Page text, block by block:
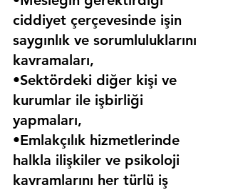
ciddiyet çerçevesinde işin
saygınlık ve sorumluluklarını
kavramaları,
•Sektördeki diğer kişi ve
kurumlar ile işbirliği
yapmaları,
•Emlakçılık hizmetlerinde
halkla ilişkiler ve psikoloji
kavramlarını her türlü iş